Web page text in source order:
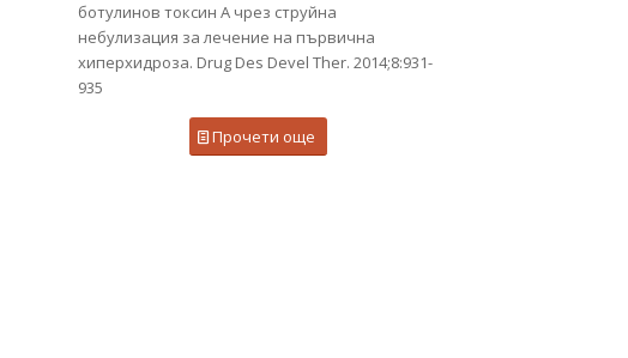
ботулинов токсин А чрез струйна
небулизация за лечение на първична
хиперхидроза. Drug Des Devel Ther. 2014;8:931-
935
Прочети още